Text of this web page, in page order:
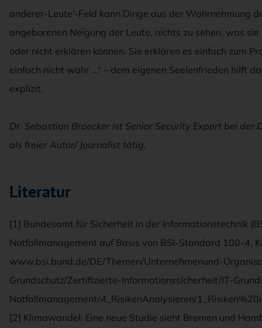
anderer-Leute‘-Feld kann Dinge aus der Wahrnehmung
angeborenen Neigung der Leute, nichts zu sehen, was
oder nicht erklären können. Sie erklären es einfach zum
einfach nicht wahr …“ – dem eigenen Seelenfrieden hilft
explizit.
Dr. Sebastian Broecker ist Senior Security Expert bei der
als freier Autor/ Journalist tätig.
Literatur
[1] Bundesamt für Sicherheit in der Informationstechnik
Notfallmanagement auf Basis von BSI-Standard 100-4,
www.bsi.bund.de/DE/Themen/Unternehmenund-
Grundschutz/Zertifizierte-Informationssicherheit/IT-
Notfallmanagement/4_RisikenAnalysieren/
[2] Klimawandel: Eine neue Studie sieht Bremen und